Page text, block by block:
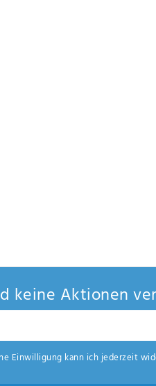
keine Aktionen
Einwilligung kann ich jederzeit